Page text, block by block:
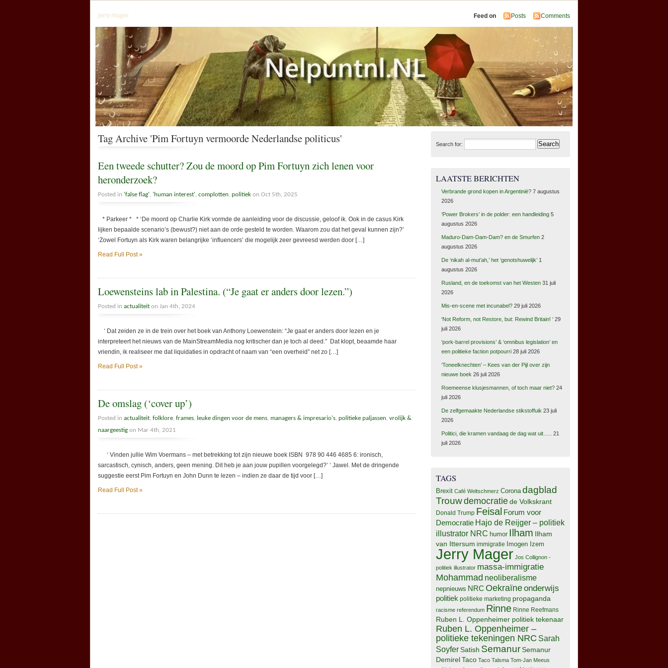
jerry mager Feed on Posts Comments
Tag Archive 'Pim Fortuyn vermoorde Nederlandse politicus'
Een tweede schutter? Zou de moord op Pim Fortuyn zich lenen voor
heronderzoek?
Posted in 'false flag' 'human interest' complotten politiek on Oct 5th, 2025
* Parkeer * * ‘De moord op Charlie Kirk vormde de aanleiding voor de discussie, geloof ik. Ook in de casus Kirk
lijken bepaalde scenario’s (bewust?) niet aan de orde gesteld te worden. Waarom zou dat het geval kunnen zijn?’
‘Zowel Fortuyn als Kirk waren belangrijke ‘influencers’ die mogelijk zeer gevreesd werden door […]
Read Full Post »
Loewensteins lab in Palestina. (“Je gaat er anders door lezen.”)
Posted in actualiteit on Jan 4th, 2024
‘ Dat zeiden ze in de trein over het boek van Anthony Loewenstein: “Je gaat er anders door lezen en je
interpreteert het nieuws van de MainStreamMedia nog kritischer dan je toch al deed.” Dat klopt, beaamde haar
vriendin, ik realiseer me dat liquidaties in opdracht of naam van “een overheid” net zo […]
Read Full Post »
De omslag (‘cover up’)
Posted in actualiteit folklore frames leuke dingen voor de mens managers & impresario's politieke paljassen vrolijk &
naargeestig on Mar 4th, 2021
‘ Vinden jullie Wim Voermans – met betrekking tot zijn nieuwe boek ISBN 978 90 446 4685 6: ironisch,
sarcastisch, cynisch, anders, geen mening. Dit heb je aan jouw pupillen voorgelegd?’ ‘ Jawel. Met de dringende
suggestie eerst Pim Fortuyn en John Dunn te lezen – indien ze daar de tijd voor […]
Read Full Post »
Search for:
LAATSTE BERICHTEN
Verbrande grond kopen in Argentinië? 7 augustus
2026
‘Power Brokers’ in de polder: een handleiding 5
augustus 2026
Maduro-Dam-Dam-Dam? en de Smurfen 2
augustus 2026
De ‘nikah al-mut’ah,’ het ‘genotshuwelijk’ 1
augustus 2026
Rusland, en de toekomst van het Westen 31 juli
2026
Mis-en-scene met incunabel? 29 juli 2026
‘Not Reform, not Restore, but: Rewind Britain! ‘ 29
juli 2026
‘pork-barrel provisions’ & ‘omnibus legislation’ en
een politieke faction potpourri 28 juli 2026
‘Toneelknechten’ – Kees van der Pijl over zijn
nieuwe boek 26 juli 2026
Roemeense klusjesmannen, of toch maar niet? 24
juli 2026
De zelfgemaakte Nederlandse stikstoffuik 23 juli
2026
Politici, die kramen vandaag de dag wat uit…..
21
juli 2026
TAGS
Brexit Café Weltschmerz Corona dagblad
Trouwdemocratiede Volkskrant
Donald Trump Feisal Forum voor
Democratie Hajo de Reijger – politiek
illustrator NRC humor Ilham Ilham
van Ittersum immigratie Imogen Izem
Jerry Mager Jos Collignon -
politiek illustrator massa-immigratie
Mohammad neoliberalisme
nepnieuws NRC Oekraïneonderwijs
politiek politieke marketing propaganda
racisme referendum Rinne Rinne Reefmans
Ruben L. Oppenheimer politiek tekenaar
Ruben L. Oppenheimer –
politieke tekeningen NRC Sarah
Soyfer Satish SemanurSemanur
DemirelTaco Taco Talsma Tom-Jan Meeus